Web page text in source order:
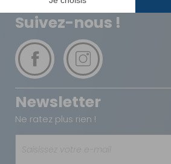
Suivez-nous !
Newsletter
Ne ratez plus rien !